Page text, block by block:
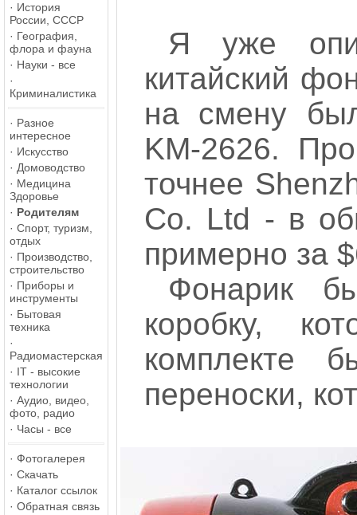
· История
России, СССР
· География,
флора и фауна
· Науки - все
·
Криминалистика
· Разное
интересное
· Искусство
· Домоводство
· Медицина
Здоровье
· Родителям
· Спорт, туризм,
отдых
· Производство,
строительство
· Приборы и
инструменты
· Бытовая
техника
·
Радиомастерская
· IT - высокие
технологии
· Аудио, видео,
фото, радио
· Часы - все
· Фотогалерея
· Скачать
· Каталог ссылок
· Обратная связь
Я уже
китайский
на смену
KM-2626.
точнее
Co. Ltd - в
примерно за
Фонарик
коробку,
комплекте
переноски,